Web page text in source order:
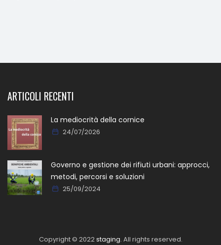
ARTICOLI RECENTI
La mediocrità della cornice
24/07/2026
Governo e gestione dei rifiuti urbani: approcci,
metodi, percorsi e soluzioni
25/09/2024
Copyright © 2022staging. All rights reserved.